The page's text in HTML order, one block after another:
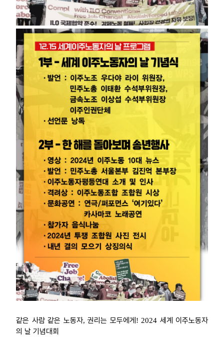
같은 사람 같은 노동자, 권리는 모두에게 ! 2024 세계 이주노동자
의 날 기념대회